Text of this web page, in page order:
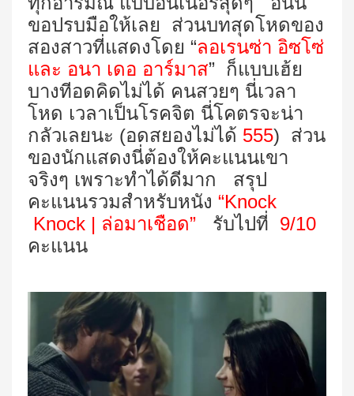
ขอปรบมือให้เลย ส่วนบทสุดโหดของ
สองสาวที่แสดงโดย “ลอเรนซ่า อิซโซ่
และ อนา เดอ อาร์มาส” ก็แบบเฮ้ย
บางทีอดคิดไม่ได้ คนสวยๆ นี่เวลา
โหด เวลาเป็นโรคจิต นี่โคตรจะน่า
กลัวเลยนะ (อดสยองไม่ได้ 555) ส่วน
ของนักแสดงนี่ต้องให้คะแนนเขา
จริงๆ เพราะทำได้ดีมาก
สรุป
คะแนนรวมสำหรับหนัง “Knock
Knock | ล่อมาเชือด” รับไปที่ 9/10
คะแนน